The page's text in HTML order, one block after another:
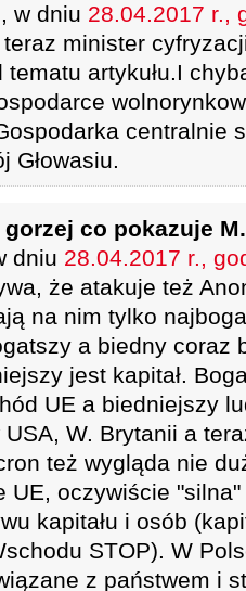
, w dniu 28.04.2017 r.,
minister
artykułu.I
centralnie
Głowasiu.
co pokazuje
dniu 28.04.2017 r.,
że atakuje też
na nim tylko
a biedny coraz
jest kapitał.
UE a biedniejszy
W. Brytanii a
też wygląda nie
oczywiście "silna"
kapitału i osób
STOP). W
z państwem i